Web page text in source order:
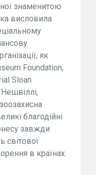
знаменитою
висловила
як
Foundation,
Sloan
благодійні
завжди
світової
в країнах